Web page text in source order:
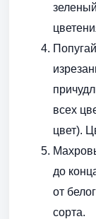
всех
цвет).
до
от
сорта.